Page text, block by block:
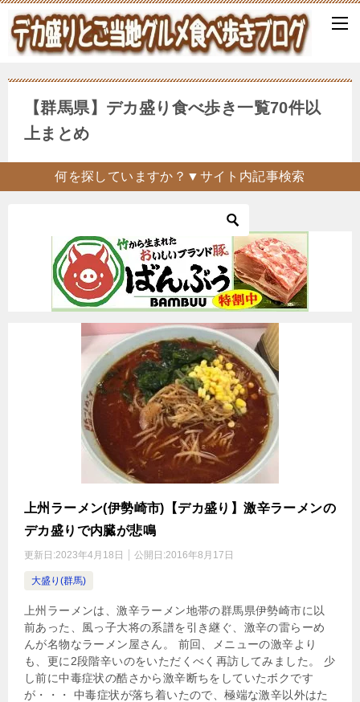
【群馬県】デカ盛り食べ歩き一覧70件以
上まとめ
何を探していますか？▼サイト内記事検索
上州ラーメン(伊勢崎市)【デカ盛り】激辛ラーメンの
デカ盛りで内臓が悲鳴
更新日:2023年4月18日 公開日:2016年8月17日
大盛り(群馬)
上州ラーメンは、激辛ラーメン地帯の群馬県伊勢崎市に以
前あった、風っ子大将の系譜を引き継ぐ、激辛の雷らーめ
んが名物なラーメン屋さん。 前回、メニューの激辛より
も、更に2段階辛いのをいただくべく再訪してみました。 少
し前に中毒症状の酷さから激辛断ちをしていたボクです
が・・・ 中毒症状が落ち着いたので、極端な激辛以外はた